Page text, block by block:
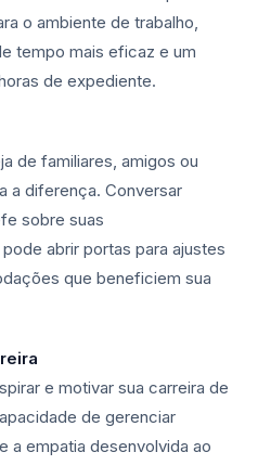
o ambiente de trabalho,
tempo mais eficaz e um
de expediente.
de familiares, amigos ou
a diferença. Conversar
sobre suas
abrir portas para ajustes
que beneficiem sua
e motivar sua carreira de
de gerenciar
a empatia desenvolvida ao